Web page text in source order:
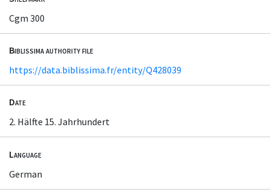
Cgm 300
Biblissima authority file
https://data.biblissima.fr/entity/Q428039
Date
2. Hälfte 15. Jahrhundert
Language
German